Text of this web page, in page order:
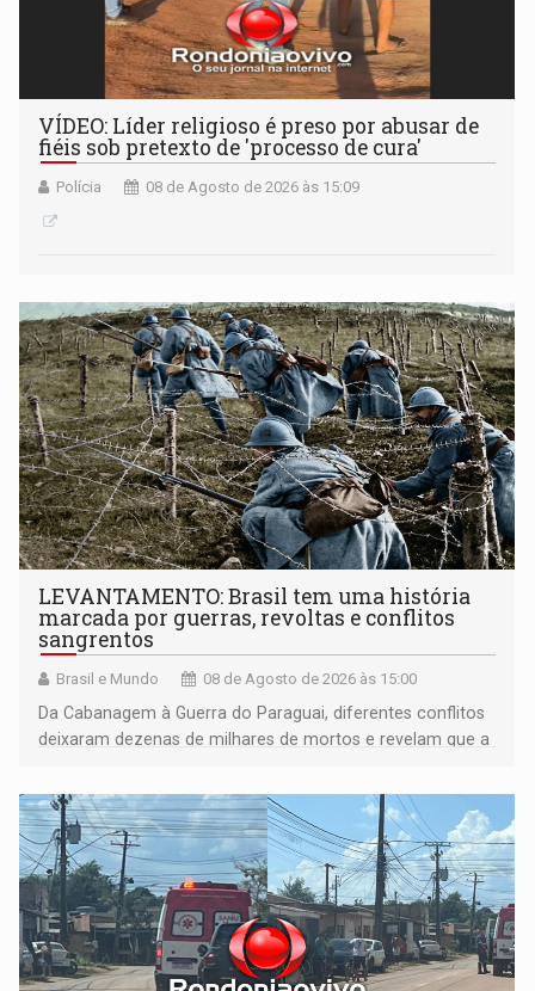
VÍDEO: Líder religioso é preso por abusar de
fiéis sob pretexto de 'processo de cura'
Polícia 08 de Agosto de 2026 às 15:09
LEVANTAMENTO: Brasil tem uma história
marcada por guerras, revoltas e conflitos
sangrentos
Brasil e Mundo 08 de Agosto de 2026 às 15:00
Da Cabanagem à Guerra do Paraguai, diferentes conflitos
deixaram dezenas de milhares de mortos e revelam que a
territoriais e sociais